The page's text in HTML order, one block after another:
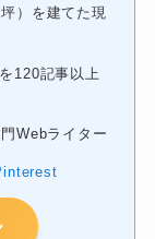
）を建てた現
120記事以上
Webライター